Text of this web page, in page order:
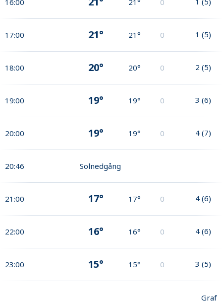
17:00 21° 21° 0 1 (5)
18:00 20° 20° 0 2 (5)
19:00 19° 19° 0 3 (6)
20:00 19° 19° 0 4 (7)
20:46 Solnedgång
21:00 17° 17° 0 4 (6)
22:00 16° 16° 0 4 (6)
23:00 15° 15° 0 3 (5)
Graf